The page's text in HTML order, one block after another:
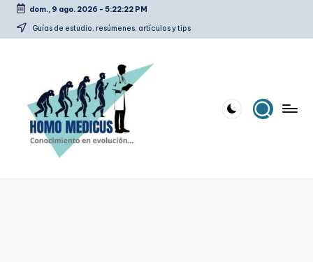
Saltar
dom., 9 ago. 2026 - 5:22:23 PM
Guías de estudio, resúmenes, artículos y tips